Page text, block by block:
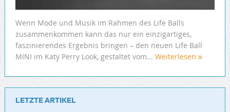
Wenn Mode und Musik im Rahmen des Life Balls
zusammenkommen kann das nur ein einzigartiges,
faszinierendes Ergebnis bringen – den neuen Life Ball
MINI im Katy Perry Look, gestaltet vom... Weiterlesen
LETZTE ARTIKEL